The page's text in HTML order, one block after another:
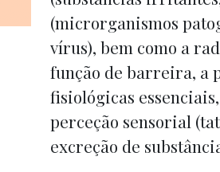
(microrganismos
vírus), bem como a
função de barreira, a
fisiológicas
perceção sensorial
excreção de